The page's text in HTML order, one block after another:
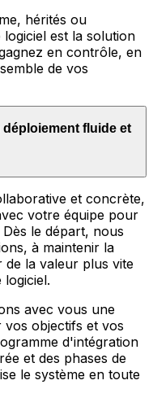
hérités ou
est la solution
en contrôle, en
de vos
fluide et
et concrète,
votre équipe pour
le départ, nous
à maintenir la
de la valeur plus vite
avec vous une
objectifs et vos
d'intégration
et des phases de
le système en toute